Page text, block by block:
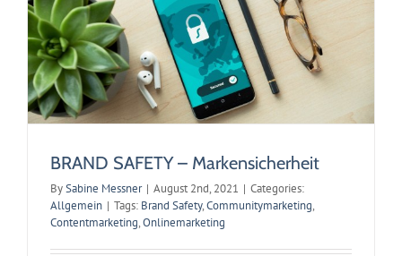
BRAND SAFETY – Markensicherheit
BySabine Messner | August 2nd, 2021 | Categories:
Allgemein | Tags: Brand Safety,Communitymarketing,
Contentmarketing,Onlinemarketing